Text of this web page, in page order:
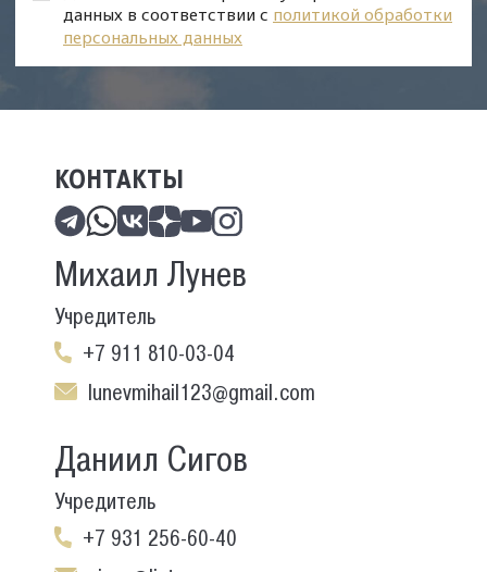
данных в соответствии с политикой обработки
персональных данных
КОНТАКТЫ
Михаил Лунев
Учредитель
+7 911 810-03-04
lunevmihail123@gmail.com
Даниил Сигов
Учредитель
+7 931 256-60-40